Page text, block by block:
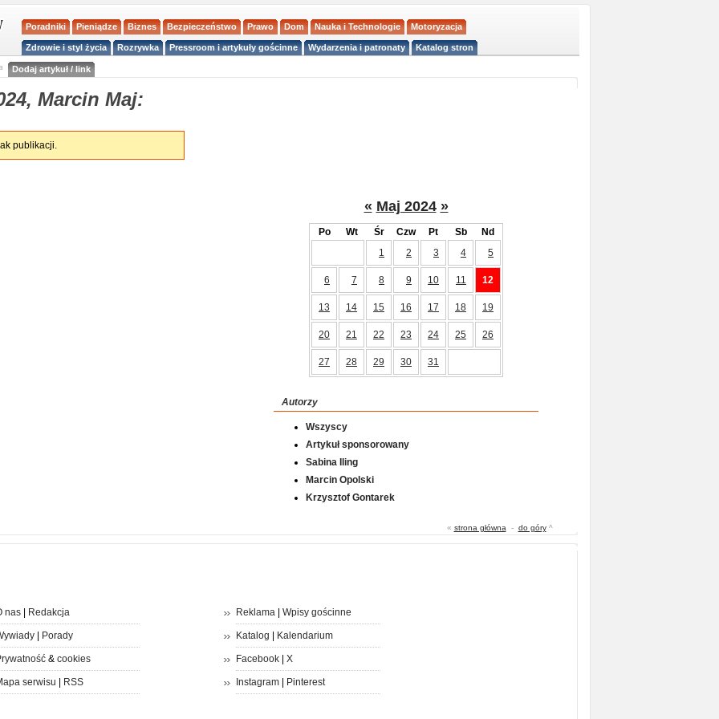
Poradniki Pieniądze Biznes Bezpieczeństwo Prawo Dom Nauka i Technologie Motoryzacja
Zdrowie i styl życia Rozrywka Pressroom i artykuły gościnne Wydarzenia i patronaty Katalog stron
Dodaj artykuł / link
Marcin Maj:
publikacji.
« Maj 2024 »
Po Wt Śr Czw Pt Sb
Nd
1
2 3 4 5
6 7 8 9 10 11 12
13 14 15 16 17 18 19
20 21 22 23 24 25 26
27 28 29 30 31
Autorzy
Wszyscy
Artykuł sponsorowany
Sabina Iling
Marcin Opolski
Krzysztof Gontarek
« strona główna - do góry^
nas| Redakcja
| Porady
& cookies
serwisu RSS
Reklama| Wpisy gościnne
Katalog Kalendarium
Facebook| X
Instagram| Pinterest